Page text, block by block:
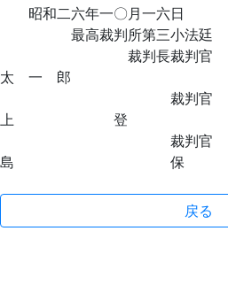
昭和二六年一〇月一六日
最高裁判所第三小法廷
裁判長裁判
太 一 郎
裁判
上 登
裁判
島 保
戻る